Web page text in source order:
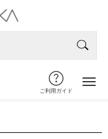
ご利用ガイド